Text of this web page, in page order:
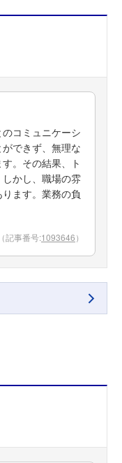
コミュニケーシ
できず、無理な
。その結果、ト
かし、職場の雰
ます。業務の負
（記事番号:1093646）